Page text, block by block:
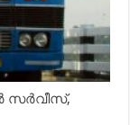
സര്‍വീസ്,